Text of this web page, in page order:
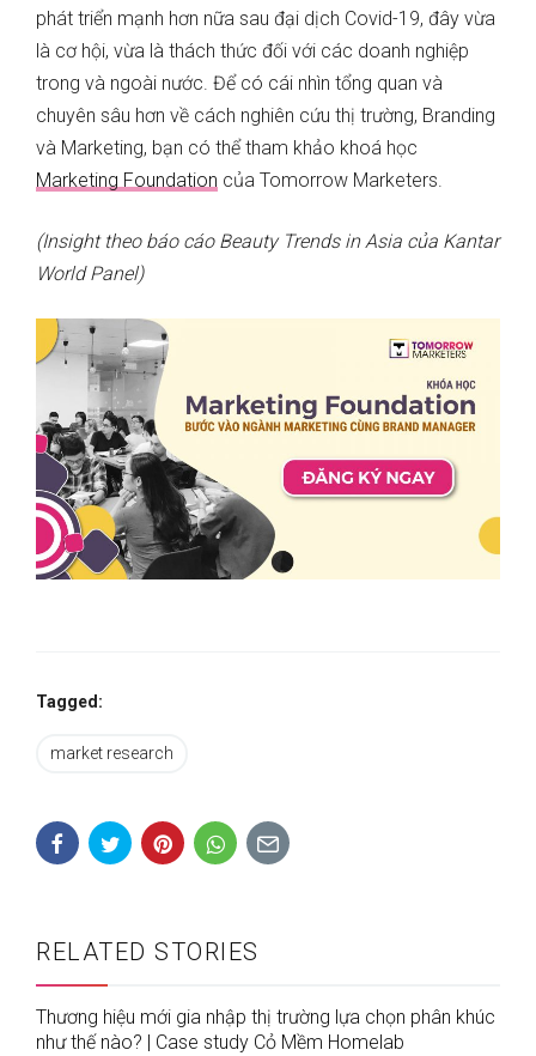
phát triển mạnh hơn nữa sau đại dịch Covid-19, đây vừa
là cơ hội, vừa là thách thức đối với các doanh nghiệp
trong và ngoài nước. Để có cái nhìn tổng quan và
chuyên sâu hơn về cách nghiên cứu thị trường, Branding
và Marketing, bạn có thể tham khảo khoá học
Marketing Foundation của Tomorrow Marketers.
(Insight theo báo cáo Beauty Trends in Asia của Kantar
World Panel)
Tagged:
market research
RELATED STORIES
Thương hiệu mới gia nhập thị trường lựa chọn phân khúc
như thế nào? | Case study Cỏ Mềm Homelab